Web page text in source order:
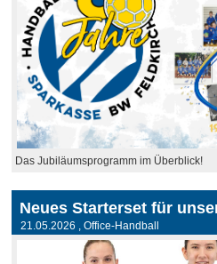
Das Jubiläumsprogramm im Überblick!
21.05.2026 , Office-Handball